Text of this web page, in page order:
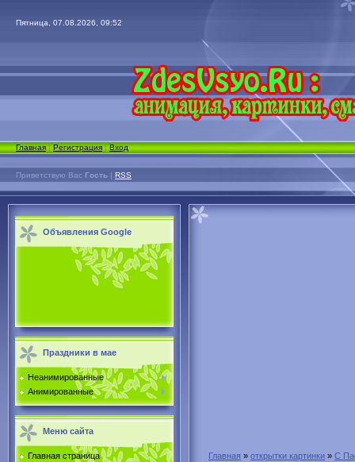
Пятница, 07.08.2026, 09:52
Главная|Регистрация|Вход
Приветствую Вас Гость | RSS
Объявления Google
Праздники в мае
Неанимированные
Анимированные
Меню сайта
Главная страница
Главная » открытки картинки » С